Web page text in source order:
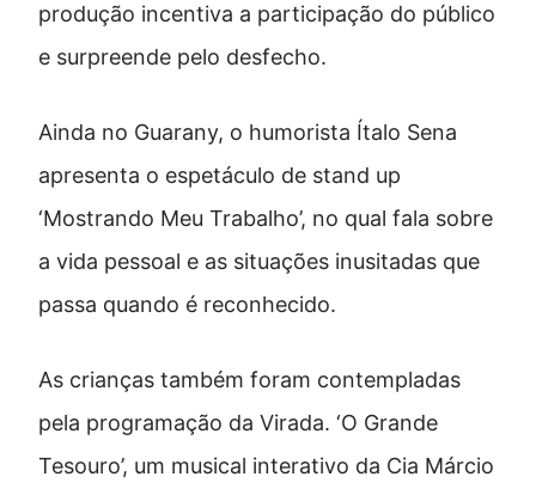
produção incentiva a participação do público
e surpreende pelo desfecho.
Ainda no Guarany, o humorista Ítalo Sena
apresenta o espetáculo de stand up
‘Mostrando Meu Trabalho’, no qual fala sobre
a vida pessoal e as situações inusitadas que
passa quando é reconhecido.
As crianças também foram contempladas
pela programação da Virada. ‘O Grande
Tesouro’, um musical interativo da Cia Márcio